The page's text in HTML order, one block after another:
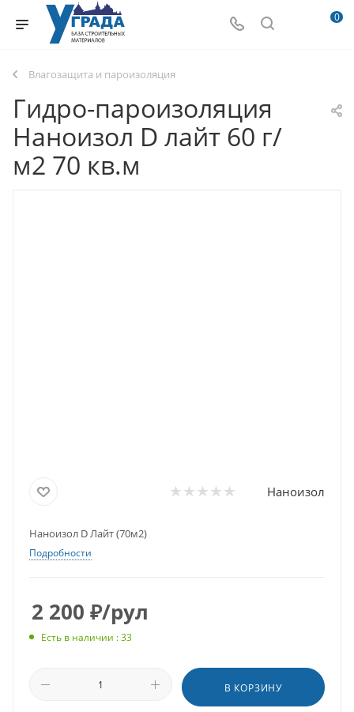
0
Влагозащита и пароизоляция
Гидро-пароизоляция
Наноизол D лайт 60 г/
м2 70 кв.м
Наноизол
Наноизол D Лайт (70м2)
Подробности
2 200 ₽/рул
Есть в наличии : 33
В КОРЗИНУ